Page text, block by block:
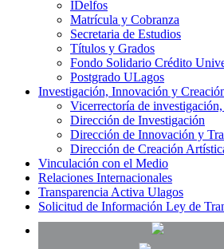
IDelfos
Matrícula y Cobranza
Secretaria de Estudios
Títulos y Grados
Fondo Solidario Crédito
Postgrado ULagos
Investigación, Innovación y
Vicerrectoría de
Dirección de Investigación
Dirección de Innovación y
Dirección de Creación
Vinculación con el Medio
Relaciones Internacionales
Transparencia Activa Ulagos
Solicitud de Información Ley de